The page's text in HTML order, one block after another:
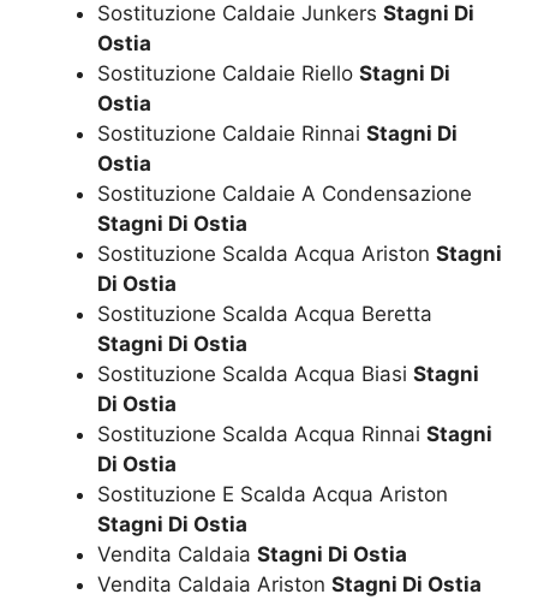
Sostituzione Caldaie Junkers Stagni Di
Ostia
Sostituzione Caldaie Riello Stagni Di
Ostia
Sostituzione Caldaie Rinnai Stagni Di
Ostia
Sostituzione Caldaie A Condensazione
Stagni Di Ostia
Sostituzione Scalda Acqua Ariston Stagni
Di Ostia
Sostituzione Scalda Acqua Beretta
Stagni Di Ostia
Sostituzione Scalda Acqua Biasi Stagni
Di Ostia
Sostituzione Scalda Acqua Rinnai Stagni
Di Ostia
Sostituzione E Scalda Acqua Ariston
Stagni Di Ostia
Vendita Caldaia Stagni Di Ostia
Vendita Caldaia Ariston Stagni Di Ostia